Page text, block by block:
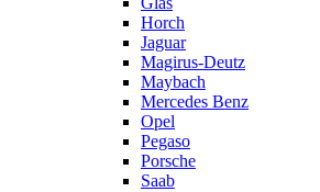
Horch
Jaguar
Magirus-Deutz
Maybach
Mercedes Benz
Opel
Pegaso
Porsche
Saab